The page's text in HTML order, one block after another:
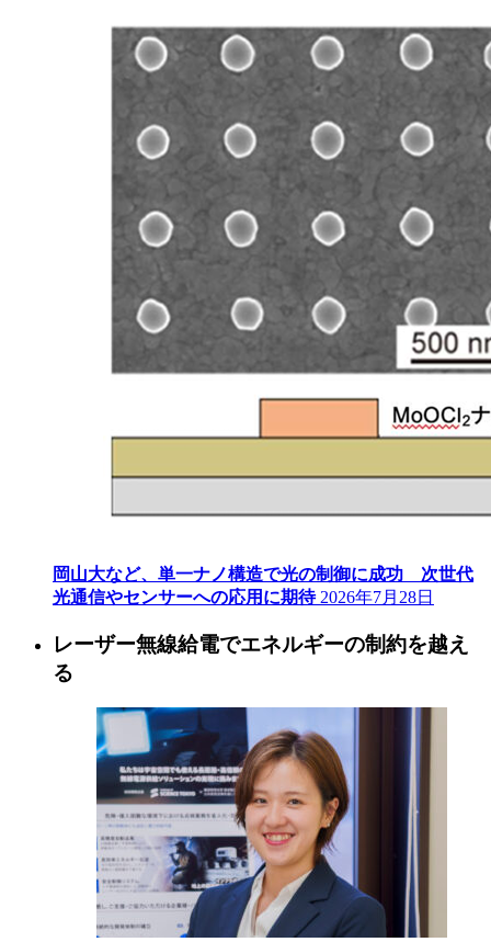
岡山大など、単一ナノ構造で光の制御に成功 次世代
光通信やセンサーへの応用に期待 2026年7月28日
レーザー無線給電でエネルギーの制約を越え
る